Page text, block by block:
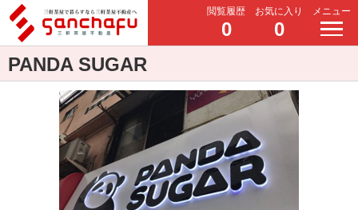
閲覧履歴
0
お気に入り
0
メニュー
PANDA SUGAR